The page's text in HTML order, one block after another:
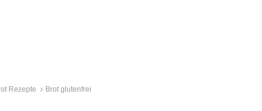
Rezepte Brot glutenfrei